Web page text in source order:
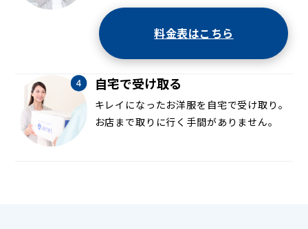
料金表はこちら
自宅で受け取る
キレイになったお洋服を自宅で受け取り。
お店まで取りに行く手間がありません。